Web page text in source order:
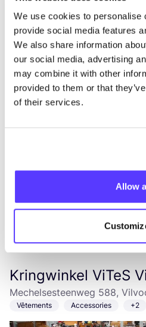
We use cookies to personalise
provide social media features
We also share information
our social media, advertising
may combine it with other
provided to them or that
of their services.
Allow
Ajouter à l'itinéraire Visiter la
Oxfam Mechelen
Onze-Lieve-Vrouwestraat 53,
2ème main
Visiter la
Kringwinkel ViTeS
Mechelsesteenweg 588,
Vêtements Accessories +2